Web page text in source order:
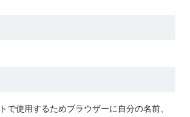
で使用するためブラウザーに自分の名前、